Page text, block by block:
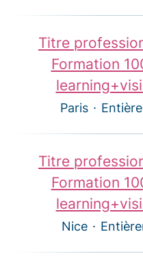
Titre
Formation
Paris ·
Titre
Formation
Nice ·